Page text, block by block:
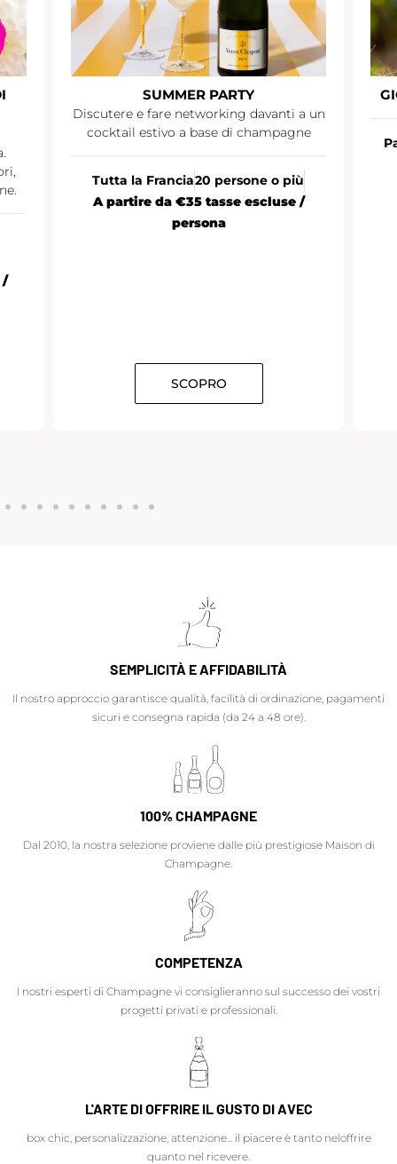
/
SUMMER PARTY
Discutere e fare networking davanti a un
cocktail estivo a base di champagne
Tutta la Francia20 persone o più
A partire da €35 tasse escluse /
persona
SCOPRO
SEMPLICITÀ E AFFIDABILITÀ
Il nostro approccio garantisce qualità, facilità di ordinazione, pagamenti
sicuri e consegna rapida (da 24 a 48 ore).
100% CHAMPAGNE
Dal 2010, la nostra selezione proviene dalle più prestigiose Maison di
Champagne.
COMPETENZA
I nostri esperti di Champagne vi consiglieranno sul successo dei vostri
progetti privati e professionali.
L'ARTE DI OFFRIRE IL GUSTO DI AVEC
box chic, personalizzazione, attenzione... il piacere è tanto neloffrire
quanto nel ricevere.